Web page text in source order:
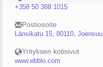
+358 50 388 1015
Postiosoite
Länsikatu 15, 80110, Joensuu
Yrityksen kotisivut
www.ebblo.com